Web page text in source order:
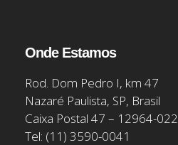
Onde Estamos
Rod. Dom Pedro I, km 47
Nazaré Paulista, SP, Brasil
Caixa Postal 47 – 12964-022
Tel: (11) 3590-0041